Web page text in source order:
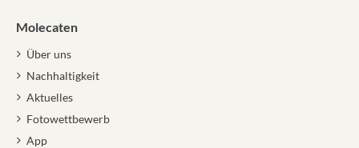
Molecaten
Über uns
Nachhaltigkeit
Aktuelles
Fotowettbewerb
App